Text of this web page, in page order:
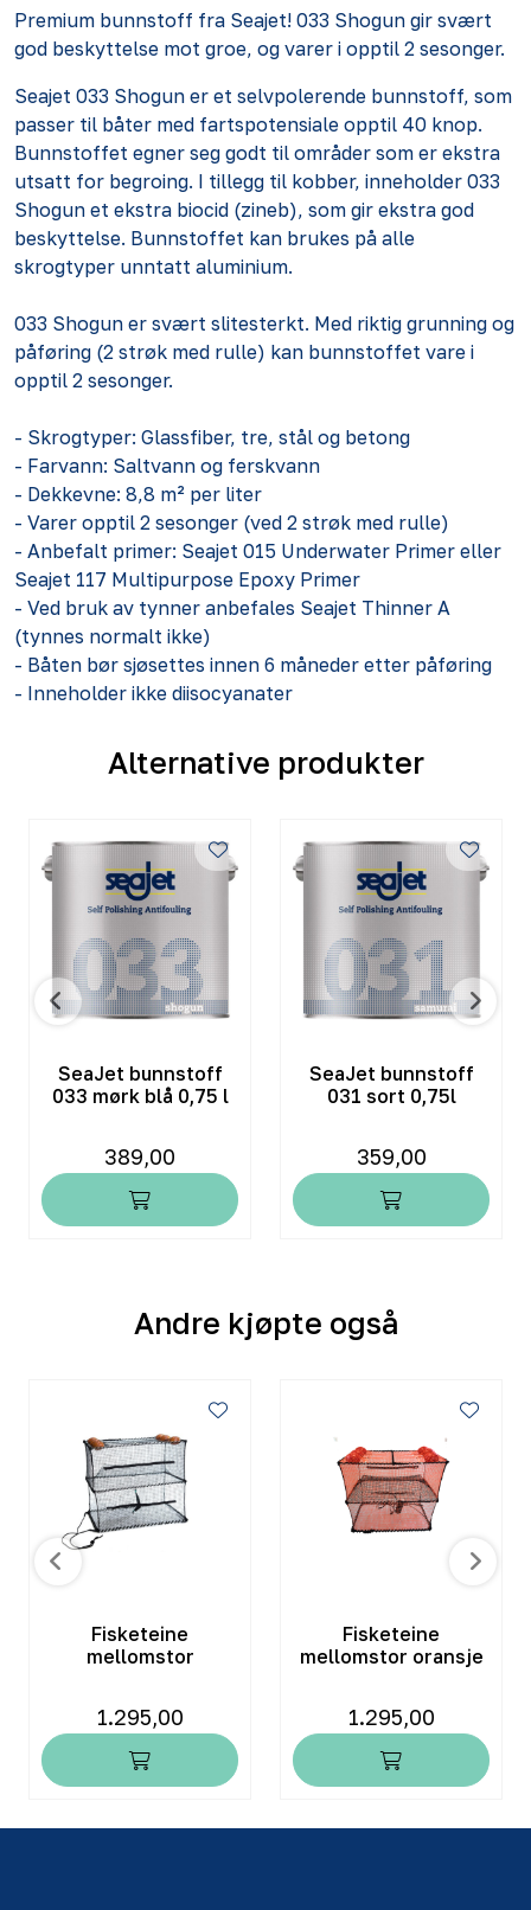
Premium bunnstoff fra Seajet! 033 Shogun gir svært
god beskyttelse mot groe, og varer i opptil 2 sesonger.
Seajet 033 Shogun er et selvpolerende bunnstoff, som
passer til båter med fartspotensiale opptil 40 knop.
Bunnstoffet egner seg godt til områder som er ekstra
utsatt for begroing. I tillegg til kobber, inneholder 033
Shogun et ekstra biocid (zineb), som gir ekstra god
beskyttelse. Bunnstoffet kan brukes på alle
skrogtyper unntatt aluminium.
033 Shogun er svært slitesterkt. Med riktig grunning og
påføring (2 strøk med rulle) kan bunnstoffet vare i
opptil 2 sesonger.
- Skrogtyper: Glassfiber, tre, stål og betong
- Farvann: Saltvann og ferskvann
- Dekkevne: 8,8 m² per liter
- Varer opptil 2 sesonger (ved 2 strøk med rulle)
- Anbefalt primer: Seajet 015 Underwater Primer eller
Seajet 117 Multipurpose Epoxy Primer
- Ved bruk av tynner anbefales Seajet Thinner A
(tynnes normalt ikke)
- Båten bør sjøsettes innen 6 måneder etter påføring
- Inneholder ikke diisocyanater
Alternative produkter
SeaJet bunnstoff
033 mørk blå 0,75 l
389,00
SeaJet bunnstoff
031 sort 0,75l
359,00
Andre kjøpte også
Fisketeine
mellomstor
1.295,00
Fisketeine
mellomstor oransje
1.295,00